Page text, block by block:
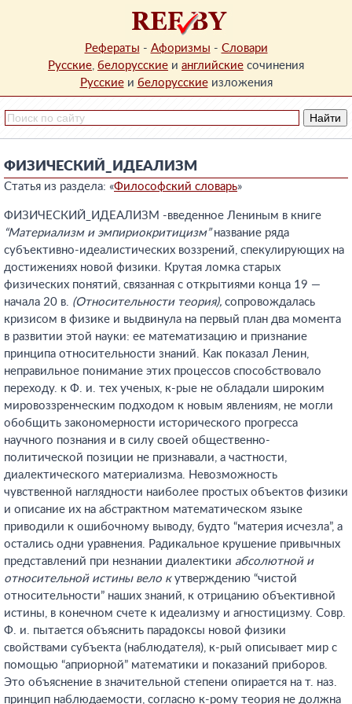
Рефераты - Афоризмы - Словари
Русские, белорусские и английские сочинения
Русскиеи белорусскиеизложения
ФИЗИЧЕСКИЙ_ИДЕАЛИЗМ
Статья из раздела: «Философский словарь»
ФИЗИЧЕСКИЙ_ИДЕАЛИЗМ -введенное Лениным в книге
“Материализм и эмпириокритицизм”название ряда
субъективно-идеалистических воззрений, спекулирующих на
достижениях новой физики. Крутая ломка старых
физических понятий, связанная с открытиями конца 19 —
начала 20 в. (Относительности теория), сопровождалась
кризисом в физике и выдвинула на первый план два момента
в развитии этой науки: ее математизацию и признание
принципа относительности знаний. Как показал Ленин,
неправильное понимание этих процессов способствовало
переходу. к Ф. и. тех ученых, к-рые не обладали широким
мировоззренческим подходом к новым явлениям, не могли
обобщить закономерности исторического прогресса
научного познания и в силу своей общественно-
политической позиции не признавали, а частности,
диалектического материализма. Невозможность
чувственной наглядности наиболее простых объектов физики
и описание их на абстрактном математическом языке
приводили к ошибочному выводу, будто “материя исчезла”, а
остались одни уравнения. Радикальное крушение привычных
представлений при незнании диалектики абсолютной и
относительной истины вело кутверждению “чистой
относительности” наших знаний, к отрицанию объективной
истины, в конечном счете к идеализму и агностицизму. Совр.
Ф. и. пытается объяснить парадоксы новой физики
свойствами субъекта (наблюдателя), к-рый описывает мир с
помощью “априорной” математики и показаний приборов.
Это объяснение в значительной степени опирается на т. наз.
принцип наблюдаемости, согласно к-рому теория не должна